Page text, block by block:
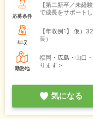
応募条件
【第二新卒／未経
で成長をサポート
年収
【年収例1】
仮）
長）
勤務地
福岡・広島・山口
ります＞
気になる